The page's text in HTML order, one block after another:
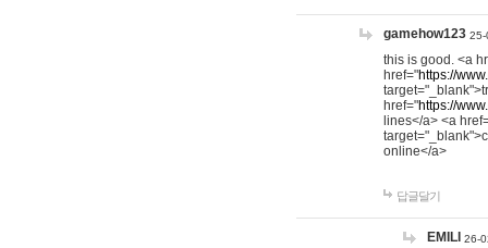
gamehow123 25-
this is good. <a
href="https://
href="https://
lines</a> <a
online</a>
답글달기
EMILI 26-